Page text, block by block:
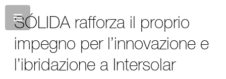
SÓLIDA rafforza il proprio
impegno per l’innovazione e
l’ibridazione a Intersolar